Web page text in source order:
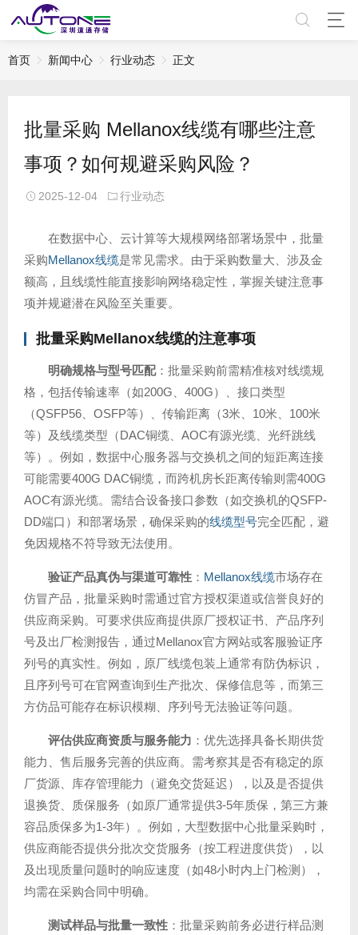
首页 新闻中心 行业动态 正文
批量采购 Mellanox线缆有哪些注意
事项？如何规避采购风险？
2025-12-04 行业动态
在数据中心、云计算等大规模网络部署场景中，批量
采购Mellanox线缆是常见需求。由于采购数量大、涉及金
额高，且线缆性能直接影响网络稳定性，掌握关键注意事
项并规避潜在风险至关重要。
批量采购Mellanox线缆的注意事项
明确规格与型号匹配：批量采购前需精准核对线缆规
格，包括传输速率（如200G、400G）、接口类型
（QSFP56、OSFP等）、传输距离（3米、10米、100米
等）及线缆类型（DAC铜缆、AOC有源光缆、光纤跳线
等）。例如，数据中心服务器与交换机之间的短距离连接
可能需要400G DAC铜缆，而跨机房长距离传输则需400G
AOC有源光缆。需结合设备接口参数（如交换机的QSFP-
DD端口）和部署场景，确保采购的线缆型号完全匹配，避
免因规格不符导致无法使用。
验证产品真伪与渠道可靠性 ： Mellanox线缆市场存在
仿冒产品，批量采购时需通过官方授权渠道或信誉良好的
供应商采购。可要求供应商提供原厂授权证书、产品序列
号及出厂检测报告，通过Mellanox官方网站或客服验证序
列号的真实性。例如，原厂线缆包装上通常有防伪标识，
且序列号可在官网查询到生产批次、保修信息等，而第三
方仿品可能存在标识模糊、序列号无法验证等问题。
评估供应商资质与服务能力 ：优先选择具备长期供货
能力、售后服务完善的供应商。需考察其是否有稳定的原
厂货源、库存管理能力（避免交货延迟），以及是否提供
退换货、质保服务（如原厂通常提供3-5年质保，第三方兼
容品质保多为1-3年）。例如，大型数据中心批量采购时，
供应商能否提供分批次交货服务（按工程进度供货），以
及出现质量问题时的响应速度（如48小时内上门检测），
均需在采购合同中明确。
测试样品与批量一致性 ：批量采购前务必进行样品测